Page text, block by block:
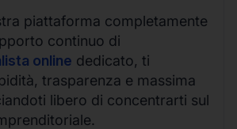
piattaforma completamente
continuo di
online dedicato, ti
trasparenza e massima
libero di concentrarti sul